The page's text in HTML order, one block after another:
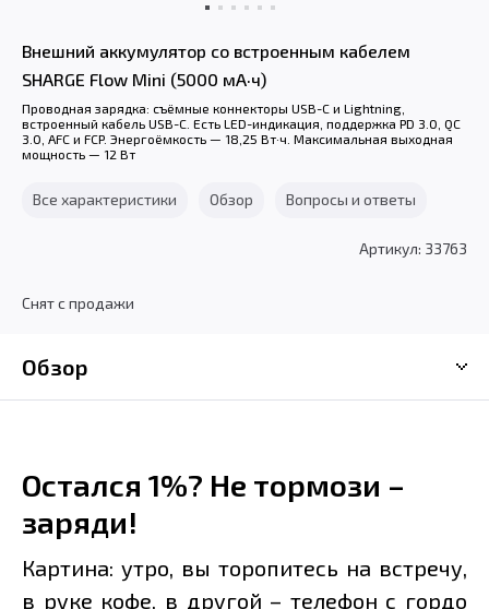
Внешний аккумулятор со встроенным кабелем
SHARGE Flow Mini (5000 мА·ч)
Проводная зарядка: съёмные коннекторы USB-C и Lightning,
встроенный кабель USB-C. Есть LED-индикация, поддержка PD 3.0, QC
3.0, AFC и FCP. Энергоёмкость — 18,25 Вт·ч. Максимальная выходная
мощность — 12 Вт
Все характеристики Обзор Вопросы и ответы
Артикул: 33763
Снят с продажи
Обзор
Остался 1%? Не тормози –
заряди!
Картина: утро, вы торопитесь на встречу,
в руке кофе, в другой – телефон с гордо